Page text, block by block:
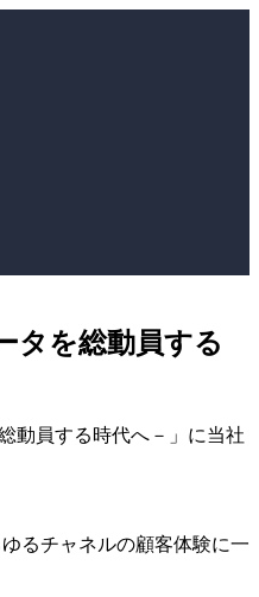
タを総動員する
動員する時代へ－」に当社
るチャネルの顧客体験に一